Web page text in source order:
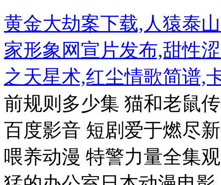
黄金大劫案下载,人猿泰
家形象网宣片发布,甜性
之天星术,红尘情歌简谱,